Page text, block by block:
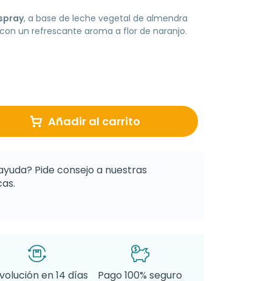
, a base de leche vegetal de almendra
un refrescante aroma a flor de naranjo.
Añadir al carrito
Pide consejo a nuestras
en 14 días
Pago 100% seguro